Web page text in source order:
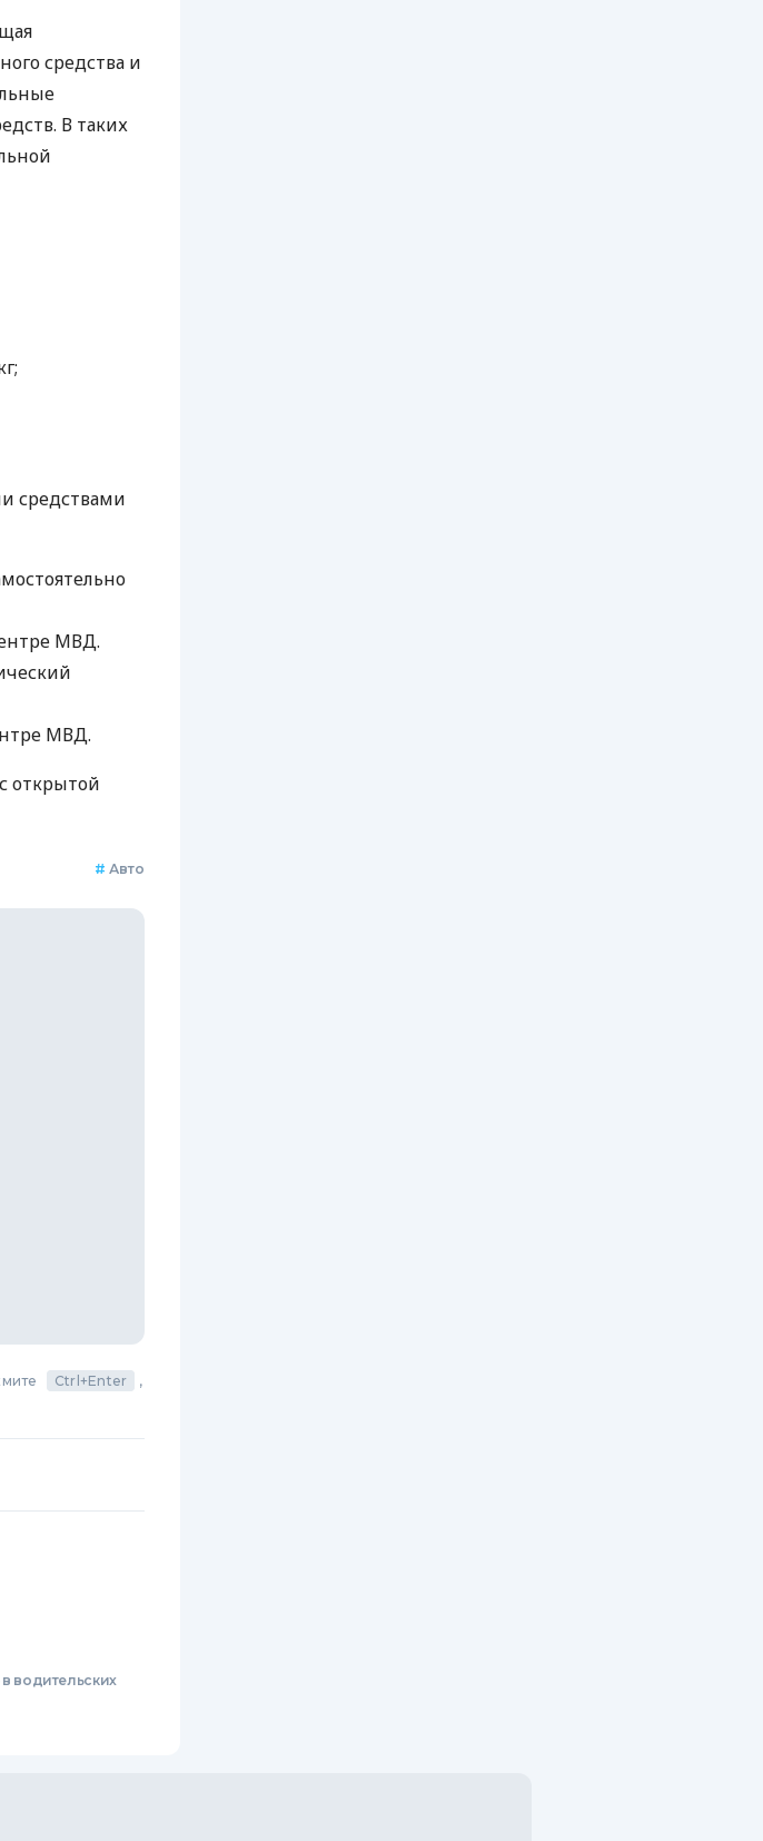
средства и
В таких
средствами
МВД.
МВД.
открытой
# Авто
Ctrl+Enter
,
в водительских